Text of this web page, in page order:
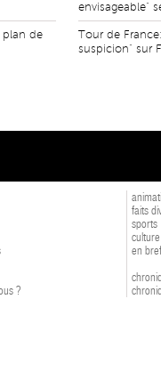
plan de
envisageable"
Tour de
suspicion" sur
?
faits
sports
culture
en bref